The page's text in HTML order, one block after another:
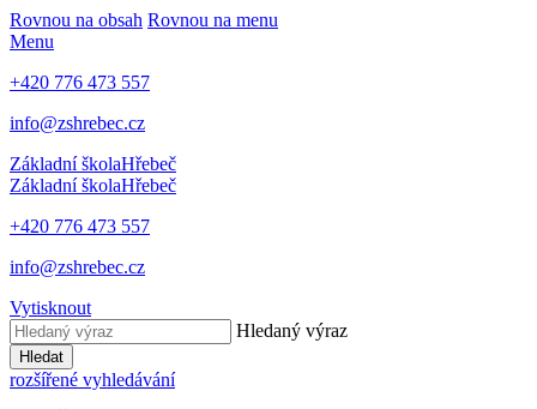
Rovnou na obsah Rovnou na menu
Menu
+420 776 473 557
info@zshrebec.cz
Základní školaHřebeč
Základní školaHřebeč
+420 776 473 557
info@zshrebec.cz
Vytisknout
Hledaný výraz
Hledat
rozšířené vyhledávání